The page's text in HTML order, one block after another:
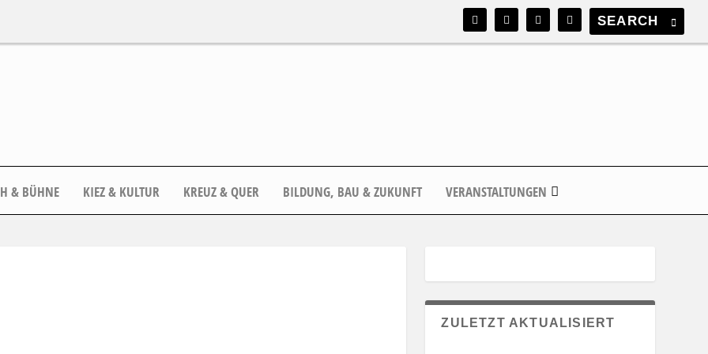
& BÜHNE KIEZ & KULTUR KREUZ & QUER BILDUNG, BAU & ZUKUNFT VERANSTALTUNGEN
ZULETZT AKTUALISIERT